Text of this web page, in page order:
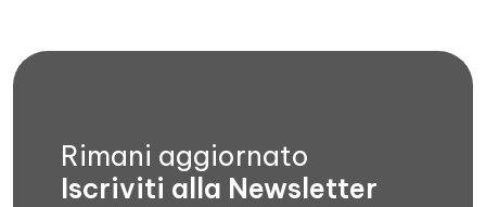
Rimani aggiornato
Iscriviti alla Newsletter